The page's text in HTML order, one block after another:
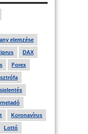
elemzése
DAX
Forex
Koronavírus
Lottó